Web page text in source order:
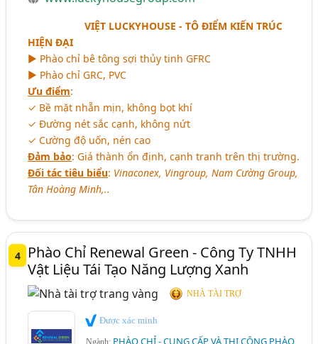
VIỆT LUCKYHOUSE - TÔ ĐIỂM KIẾN TRÚC
HIỆN ĐẠI
► Phào chỉ bê tông sợi thủy tinh GFRC
► Phào chỉ GRC, PVC
Ưu điểm:
✓ Bề mặt nhẵn mịn, không bọt khí
✓ Đường nét sắc cạnh, không nứt
✓ Cường độ uốn, nén cao
Đảm bảo: Giá thành ổn định, cạnh tranh trên thị trường.
Đối tác tiêu biểu: Vinaconex, Vingroup, Nam Cường Group,
Tân Hoàng Minh,..
4
Phào Chỉ Renewal Green - Công Ty TNHH
Vật Liệu Tái Tạo Năng Lượng Xanh
NHÀ TÀI TRỢ
Được xác minh
Ngành: PHÀO CHỈ - CUNG CẤP VÀ THI CÔNG PHÀO